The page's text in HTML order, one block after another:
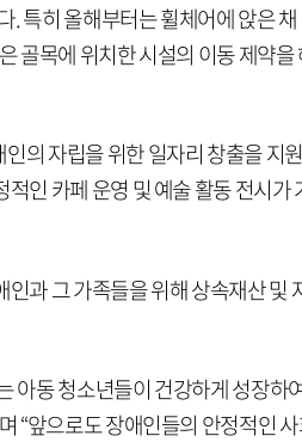
. 특히 올해부터는 휠체어에 앉은
골목에 위치한 시설의 이동 제약
의 자립을 위한 일자리 창출을 지
인 카페 운영 및 예술 활동 전시가
과 그 가족들을 위해 상속재산 및
아동 청소년들이 건강하게 성장하
“앞으로도 장애인들의 안정적인